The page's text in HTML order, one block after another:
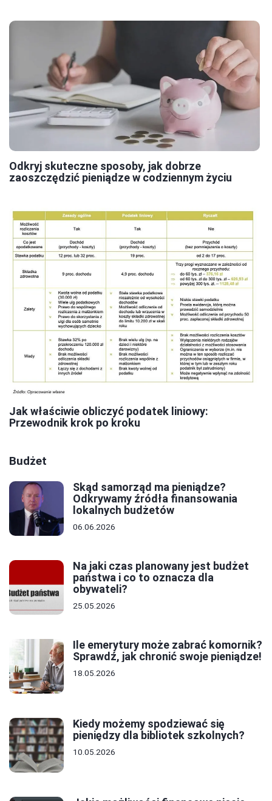
Odkryj skuteczne sposoby, jak dobrze
zaoszczędzić pieniądze w codziennym życiu
Jak właściwie obliczyć podatek liniowy:
Przewodnik krok po kroku
Budżet
Skąd samorząd ma pieniądze?
Odkrywamy źródła finansowania
lokalnych budżetów
06.06.2026
Na jaki czas planowany jest budżet
państwa i co to oznacza dla
obywateli?
25.05.2026
Ile emerytury może zabrać komornik?
Sprawdź, jak chronić swoje pieniądze!
18.05.2026
Kiedy możemy spodziewać się
pieniędzy dla bibliotek szkolnych?
10.05.2026